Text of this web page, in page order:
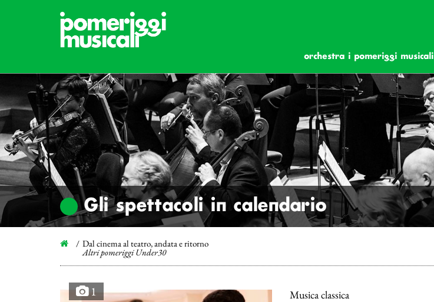
orchestra i pomeriggi musicali
Gli spettacoli in calendario
Dal cinema al teatro, andata e ritorno
Altri pomeriggi Under30
1 Musica classica